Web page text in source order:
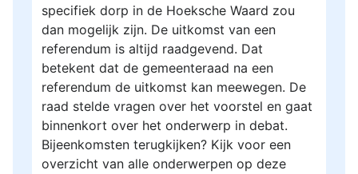
specifiek dorp in de Hoeksche Waard zou
dan mogelijk zijn. De uitkomst van een
referendum is altijd raadgevend. Dat
betekent dat de gemeenteraad na een
referendum de uitkomst kan meewegen. De
raad stelde vragen over het voorstel en gaat
binnenkort over het onderwerp in debat.
Bijeenkomsten terugkijken? Kijk voor een
overzicht van alle onderwerpen op deze